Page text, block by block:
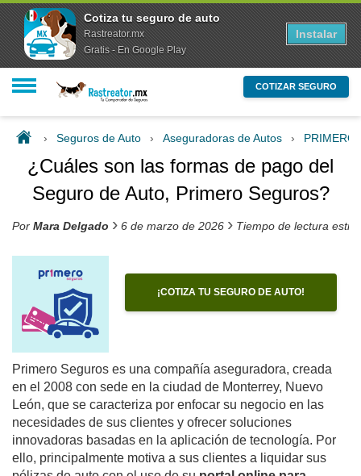
COTIZAR SEGURO
› Seguros de Auto › Aseguradoras de Autos ›
¿Cuáles son las formas de pago del
Seguro de Auto, Primero Seguros?
Por Mara Delgado › 6 de marzo de 2026 › Tiempo de lectura
¡COTIZA TU SEGURO DE AUTO!
Primero Seguros es una compañía aseguradora, creada
en el 2008 con sede en la ciudad de Monterrey, Nuevo
León, que se caracteriza por enfocar su negocio en las
necesidades de sus clientes y ofrecer soluciones
innovadoras basadas en la aplicación de tecnología. Por
ello, principalmente motiva a sus clientes a liquidar sus
Cotiza tu seguro de auto
Rastreator.mx
Gratis - En Google Play
Instalar